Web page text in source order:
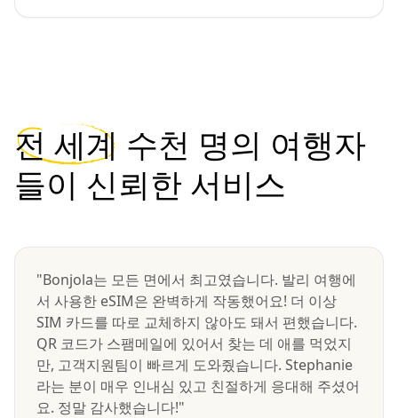
전 세계 수천 명의 여행자
들이 신뢰한 서비스
"Bonjola는 모든 면에서 최고였습니다. 발리 여행에
서 사용한 eSIM은 완벽하게 작동했어요! 더 이상
SIM 카드를 따로 교체하지 않아도 돼서 편했습니다.
QR 코드가 스팸메일에 있어서 찾는 데 애를 먹었지
만, 고객지원팀이 빠르게 도와줬습니다. Stephanie
라는 분이 매우 인내심 있고 친절하게 응대해 주셨어
요. 정말 감사했습니다!"